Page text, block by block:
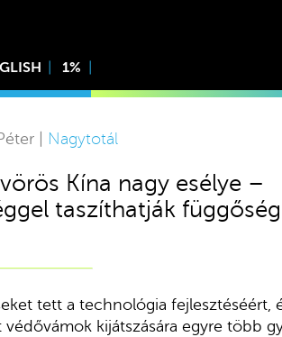
1%
| Nagytotál
Kína nagy esélye –
taszíthatják
tett a technológia fejlesztéséért,
kijátszására egyre több